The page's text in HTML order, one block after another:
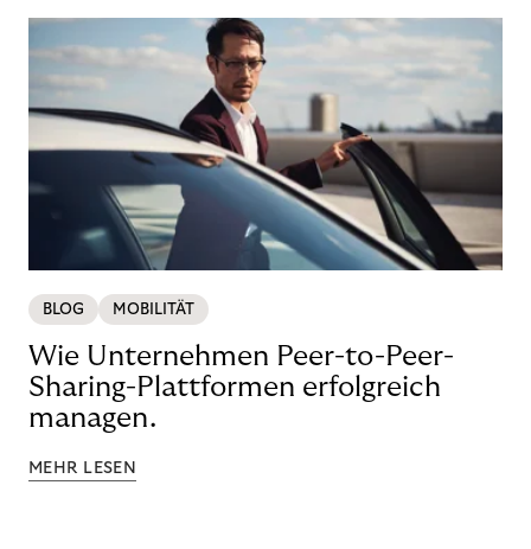
BLOG MOBILITÄT
Wie Unternehmen Peer-to-Peer-
Sharing-Plattformen erfolgreich
managen.
MEHR LESEN